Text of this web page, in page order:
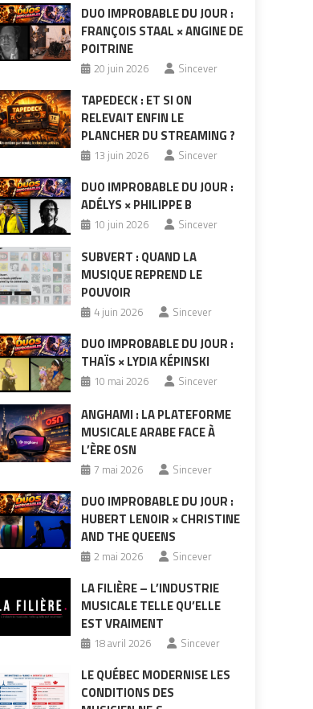
DUO IMPROBABLE DU JOUR :
FRANÇOIS STAAL × ANGINE DE
POITRINE
20 juin 2026 Sincever
TAPEDECK : ET SI ON
RELEVAIT ENFIN LE
PLANCHER DU STREAMING ?
13 juin 2026 Sincever
DUO IMPROBABLE DU JOUR :
ADÉLYS × PHILIPPE B
10 juin 2026 Sincever
SUBVERT : QUAND LA
MUSIQUE REPREND LE
POUVOIR
4 juin 2026 Sincever
DUO IMPROBABLE DU JOUR :
THAÏS × LYDIA KÉPINSKI
10 mai 2026 Sincever
ANGHAMI : LA PLATEFORME
MUSICALE ARABE FACE À
L’ÈRE OSN
7 mai 2026 Sincever
DUO IMPROBABLE DU JOUR :
HUBERT LENOIR × CHRISTINE
AND THE QUEENS
2 mai 2026 Sincever
LA FILIÈRE – L’INDUSTRIE
MUSICALE TELLE QU’ELLE
EST VRAIMENT
18 avril 2026 Sincever
LE QUÉBEC MODERNISE LES
CONDITIONS DES